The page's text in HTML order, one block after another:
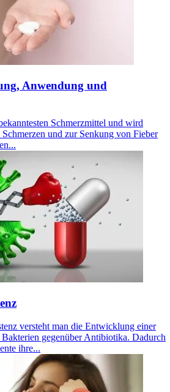
Anwendung und
Schmerzmittel und wird
und zur Senkung von Fieber
versteht man die Entwicklung einer
gegenüber Antibiotika. Dadurch
ihre...